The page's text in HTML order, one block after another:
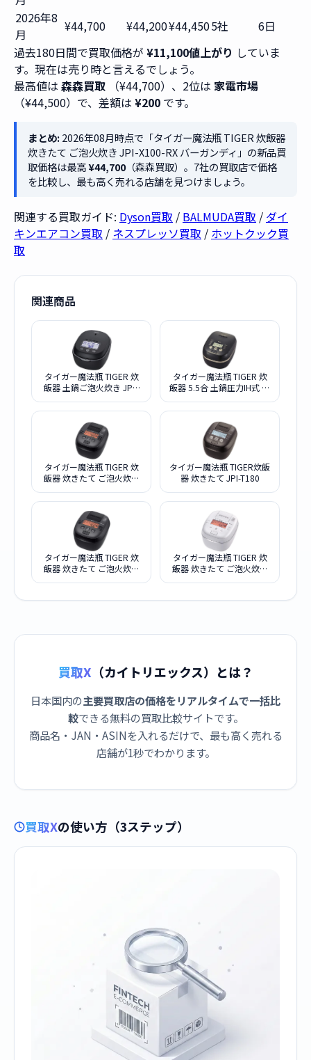
2026年8
月
¥44,700 ¥44,200¥44,4505社
6日
過去180日間で買取価格が ¥11,100値上がり していま
す。現在は売り時と言えるでしょう。
最高値は 森森買取 （¥44,700）、2位は 家電市場
（¥44,500）で、差額は ¥200 です。
まとめ:2026年08月時点で「タイガー魔法瓶 TIGER 炊飯器
炊きたて ご泡火炊き JPI-X100-RX バーガンディ」の新品買
取価格は最高¥44,700（森森買取）。7社の買取店で価格
を比較し、最も高く売れる店舗を見つけましょう。
関連する買取ガイド: Dyson買取 / BALMUDA買取 / ダイ
キンエアコン買取 / ネスプレッソ買取 / ホットクック買
取
関連商品
タイガー魔法瓶 TIGER 炊
飯器 土鍋ご泡火炊き JPL-
ラック
タイガー魔法瓶 TIGER 炊
飯器 5.5合 土鍋圧力IH式 ご
タイガー魔法瓶 TIGER 炊
飯器 炊きたて ご泡火炊き
タイガー魔法瓶 TIGER炊飯
器 炊きたて JPI-T180
タイガー魔法瓶 TIGER 炊
飯器 炊きたて ご泡火炊き
タイガー魔法瓶 TIGER 炊
飯器 炊きたて ご泡火炊き
買取X （カイトリエックス）とは？
日本国内の主要買取店の価格をリアルタイムで一括比
較できる無料の買取比較サイトです。
商品名・JAN・ASINを入れるだけで、最も高く売れる
店舗が1秒でわかります。
買取Xの使い方（3ステップ）